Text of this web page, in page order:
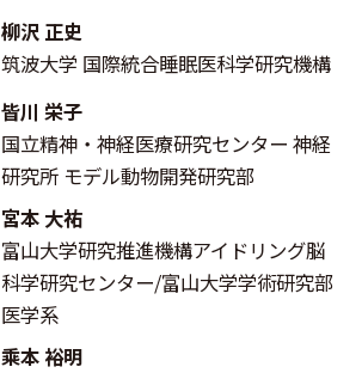
柳沢 正史
筑波大学 国際統合睡眠医科学研究機構
皆川 栄子
国立精神・神経医療研究センター 神経
研究所 モデル動物開発研究部
宮本 大祐
富山大学研究推進機構アイドリング脳
科学研究センター/富山大学学術研究部
医学系
乘本 裕明